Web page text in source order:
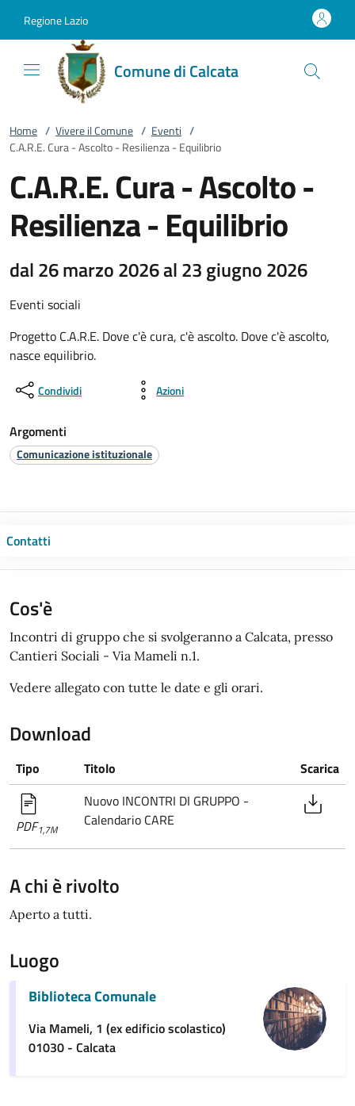
Regione Lazio
Comune di Calcata
Home / Vivere il Comune / Eventi /
C.A.R.E. Cura - Ascolto - Resilienza - Equilibrio
C.A.R.E. Cura - Ascolto -
Resilienza - Equilibrio
dal 26 marzo 2026 al 23 giugno 2026
Eventi sociali
Progetto C.A.R.E. Dove c'è cura, c'è ascolto. Dove c'è ascolto,
nasce equilibrio.
Condividi Azioni
Argomenti
Comunicazione istituzionale
Contatti
Cos'è
Incontri di gruppo che si svolgeranno a Calcata, presso
Cantieri Sociali - Via Mameli n.1.
Vedere allegato con tutte le date e gli orari.
Download
Tipo Titolo Scarica
PDF1,7M
Nuovo INCONTRI DI GRUPPO -
Calendario CARE
A chi è rivolto
Aperto a tutti.
Luogo
Biblioteca Comunale
Via Mameli, 1 (ex edificio scolastico)
01030 - Calcata